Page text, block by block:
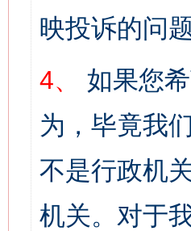
映投诉的问题
4、
如果您
为，毕竟我
不是行政机
机关。对于